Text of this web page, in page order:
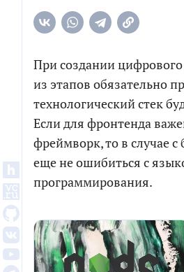
При создании
из этапов обязательно
технологический стек
Если для фронтенда
фреймворк, то в случае
еще не ошибиться c
программирования.